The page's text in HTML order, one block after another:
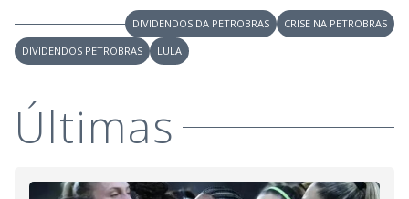
DIVIDENDOS DA PETROBRAS
CRISE NA PETROBRAS
DIVIDENDOS PETROBRAS
LULA
Últimas